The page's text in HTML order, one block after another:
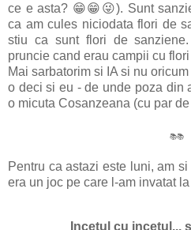
ce e asta? 😁😁😜). Sunt
ca am cules niciodata flori de
stiu ca sunt flori de
pruncie cand erau campii cu
Mai sarbatorim si IA si nu
o deci si eu - de unde poza din
o micuta Cosanzeana (cu par
📚📚
Pentru ca astazi este luni, am
era un joc pe care l-am invatat
Incetul cu incetul...